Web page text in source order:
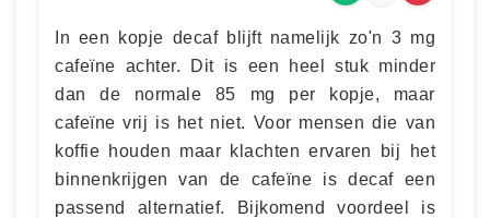
In een kopje decaf blijft namelijk zo'n 3 mg
cafeïne achter. Dit is een heel stuk minder
dan de normale 85 mg per kopje, maar
cafeïne vrij is het niet. Voor mensen die van
koffie houden maar klachten ervaren bij het
binnenkrijgen van de cafeïne is decaf een
passend alternatief. Bijkomend voordeel is